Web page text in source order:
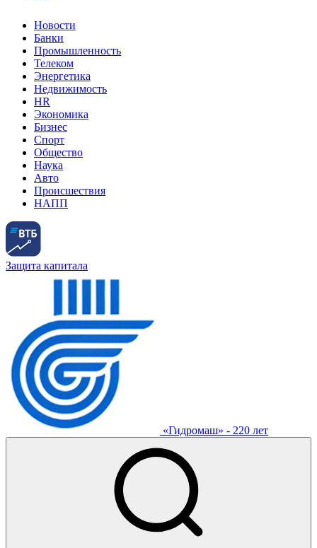
Новости
Банки
Промышленность
Телеком
Энергетика
Недвижимость
HR
Экономика
Бизнес
Спорт
Общество
Наука
Авто
Происшествия
НАПП
Защита капитала
«Гидромаш» - 220 лет